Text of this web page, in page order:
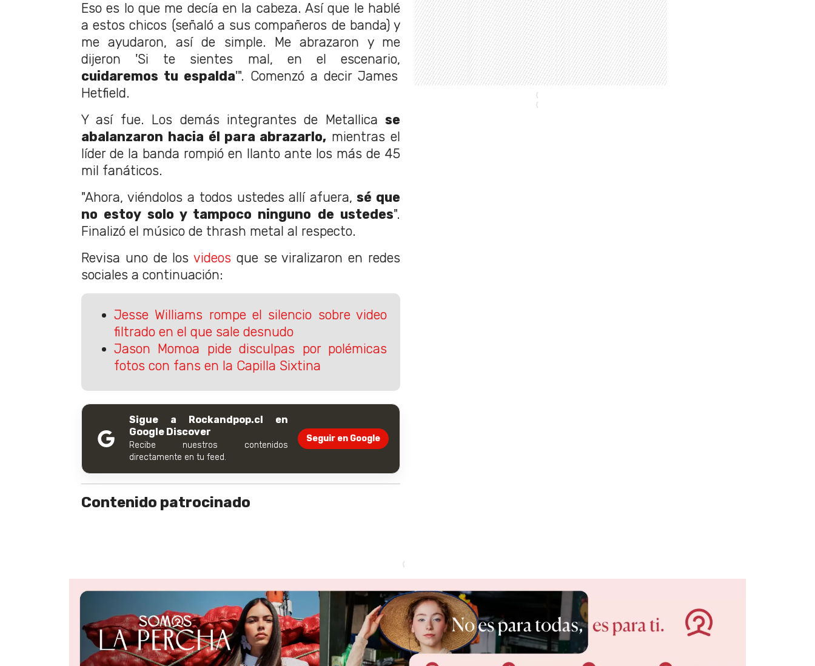
Eso es lo que me decía en la cabeza. Así que le hablé
a estos chicos (señaló a sus compañeros de banda) y
me ayudaron, así de simple. Me abrazaron y me
dijeron 'Si te sientes mal, en el escenario,
cuidaremos tu espalda'". Comenzó a decir James
Hetfield.
Y así fue. Los demás integrantes de Metallica se
abalanzaron hacia él para abrazarlo, mientras el
líder de la banda rompió en llanto ante los más de 45
mil fanáticos.
"Ahora, viéndolos a todos ustedes allí afuera, sé que
no estoy solo y tampoco ninguno de ustedes".
Finalizó el músico de thrash metal al respecto.
Revisa uno de losvideos que se viralizaron en redes
sociales a continuación:
Jesse Williams rompe el silencio sobre video
filtrado en el que sale desnudo
Jason Momoa pide disculpas por polémicas
fotos con fans en la Capilla Sixtina
Sigue a Rockandpop.cl en
Google Discover
Recibe nuestros contenidos
directamente en tu feed.
Seguir en Google
Contenido patrocinado